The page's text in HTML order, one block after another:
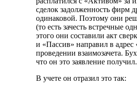
сделок задолженность фирм
одинаковой. Поэтому они
(то есть зачесть встречные
этого они составили акт
и «Пассив» направил в адрес
проведении взаимозачета.
что он это заявление получил.
В учете он отразил это так: